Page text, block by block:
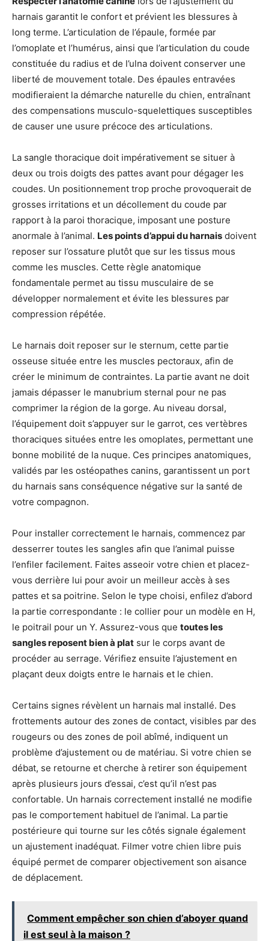
harnais garantit le confort et prévient les blessures à
long terme. L’articulation de l’épaule, formée par
l’omoplate et l’humérus, ainsi que l’articulation du coude
constituée du radius et de l’ulna doivent conserver une
liberté de mouvement totale. Des épaules entravées
modifieraient la démarche naturelle du chien, entraînant
des compensations musculo-squelettiques susceptibles
de causer une usure précoce des articulations.
La sangle thoracique doit impérativement se situer à
deux ou trois doigts des pattes avant pour dégager les
coudes. Un positionnement trop proche provoquerait de
grosses irritations et un décollement du coude par
rapport à la paroi thoracique, imposant une posture
anormale à l’animal. Les points d’appui du harnais doivent
reposer sur l’ossature plutôt que sur les tissus mous
comme les muscles. Cette règle anatomique
fondamentale permet au tissu musculaire de se
développer normalement et évite les blessures par
compression répétée.
Le harnais doit reposer sur le sternum, cette partie
osseuse située entre les muscles pectoraux, afin de
créer le minimum de contraintes. La partie avant ne doit
jamais dépasser le manubrium sternal pour ne pas
comprimer la région de la gorge. Au niveau dorsal,
l’équipement doit s’appuyer sur le garrot, ces vertèbres
thoraciques situées entre les omoplates, permettant une
bonne mobilité de la nuque. Ces principes anatomiques,
validés par les ostéopathes canins, garantissent un port
du harnais sans conséquence négative sur la santé de
votre compagnon.
Pour installer correctement le harnais, commencez par
desserrer toutes les sangles afin que l’animal puisse
l’enfiler facilement. Faites asseoir votre chien et placez-
vous derrière lui pour avoir un meilleur accès à ses
pattes et sa poitrine. Selon le type choisi, enfilez d’abord
la partie correspondante : le collier pour un modèle en H,
le poitrail pour un Y. Assurez-vous que toutes les
sangles reposent bien à plat sur le corps avant de
procéder au serrage. Vérifiez ensuite l’ajustement en
plaçant deux doigts entre le harnais et le chien.
Certains signes révèlent un harnais mal installé. Des
frottements autour des zones de contact, visibles par des
rougeurs ou des zones de poil abîmé, indiquent un
problème d’ajustement ou de matériau. Si votre chien se
débat, se retourne et cherche à retirer son équipement
après plusieurs jours d’essai, c’est qu’il n’est pas
confortable. Un harnais correctement installé ne modifie
pas le comportement habituel de l’animal. La partie
postérieure qui tourne sur les côtés signale également
un ajustement inadéquat. Filmer votre chien libre puis
équipé permet de comparer objectivement son aisance
de déplacement.
Comment empêcher son chien d’aboyer quand
il est seul à la maison ?